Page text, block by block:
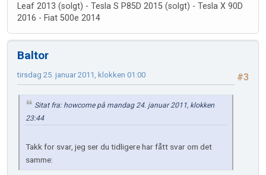
Leaf 2013 (solgt) - Tesla S P85D 2015 (solgt) - Tesla X 90D
2016 - Fiat 500e 2014
Baltor
#3
tirsdag 25. januar 2011, klokken 01:00
Sitat fra: howcome på mandag 24. januar 2011, klokken
23:44
Takk for svar, jeg ser du tidligere har fått svar om det
samme: